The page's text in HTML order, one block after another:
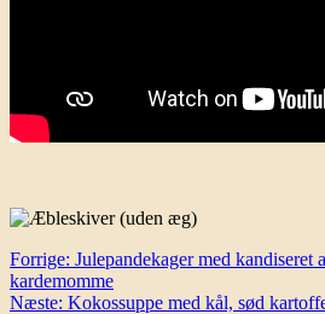
Indlægsnavigation
Forrige: Julepandekager med kandiseret
kardemomme
Næste: Kokossuppe med kål, sød